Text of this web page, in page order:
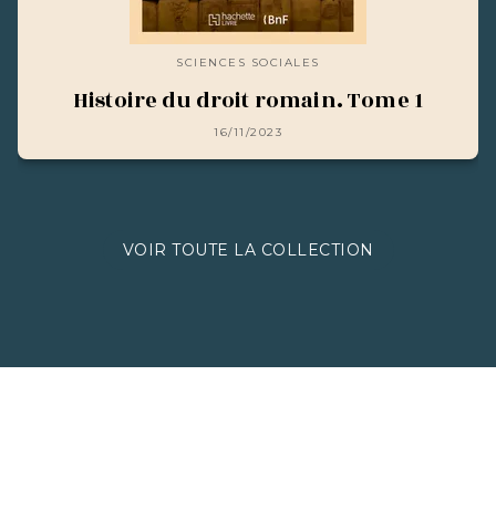
SCIENCES SOCIALES
Histoire du droit romain. Tome 1
16/11/2023
VOIR TOUTE LA COLLECTION